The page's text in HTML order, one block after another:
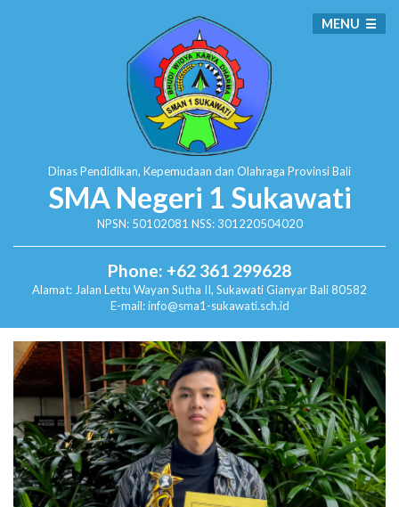
Dinas Pendidikan, Kepemudaan dan Olahraga Provinsi Bali
SMA Negeri 1 Sukawati
NPSN: 50102081 NSS: 301220504020
Phone: +62 361 299628
Alamat: Jalan Lettu Wayan Sutha II, SukawatiGianyar Bali 80582
E-mail: info@sma1-sukawati.sch.id
MENU